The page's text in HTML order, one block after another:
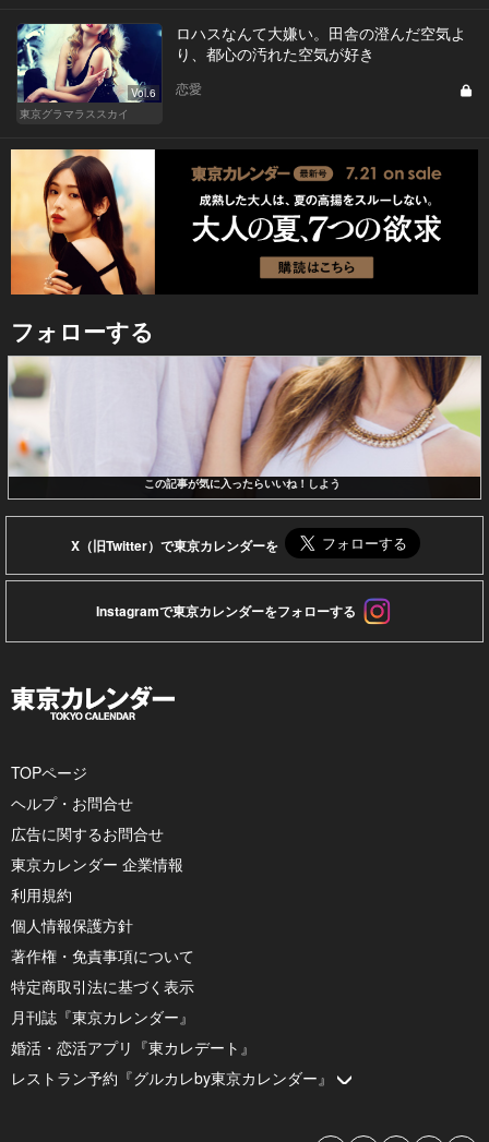
Vol.6
東京グラマラススカイ
ロハスなんて大嫌い。田舎の澄んだ空気よ
り、都心の汚れた空気が好き
恋愛
フォローする
この記事が気に入ったらいいね！しよう
X（旧Twitter）で東京カレンダーを
Instagramで東京カレンダーをフォローする
TOPページ
ヘルプ・お問合せ
広告に関するお問合せ
東京カレンダー 企業情報
利用規約
個人情報保護方針
著作権・免責事項について
特定商取引法に基づく表示
月刊誌『東京カレンダー』
婚活・恋活アプリ『東カレデート』
レストラン予約『グルカレby東京カレンダー』